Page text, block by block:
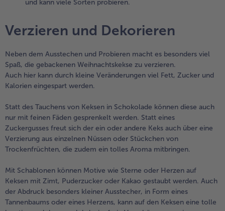
und kann viele Sorten probieren.
Verzieren und Dekorieren
Neben dem Ausstechen und Probieren macht es besonders viel
Spaß, die gebackenen Weihnachtskekse zu verzieren.
Auch hier kann durch kleine Veränderungen viel Fett, Zucker und
Kalorien eingespart werden.
Statt des Tauchens von Keksen in Schokolade können diese auch
nur mit feinen Fäden gesprenkelt werden. Statt eines
Zuckergusses freut sich der ein oder andere Keks auch über eine
Verzierung aus einzelnen Nüssen oder Stückchen von
Trockenfrüchten, die zudem ein tolles Aroma mitbringen.
Mit Schablonen können Motive wie Sterne oder Herzen auf
Keksen mit Zimt, Puderzucker oder Kakao gestaubt werden. Auch
der Abdruck besonders kleiner Ausstecher, in Form eines
Tannenbaums oder eines Herzens, kann auf den Keksen eine tolle